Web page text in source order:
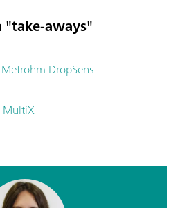
"take-aways"
DropSens
MultiX